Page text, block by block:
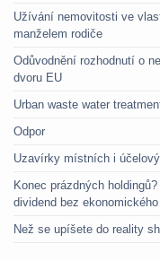
Užívání nemovitosti ve
manželem rodiče
Odůvodnění rozhodnutí o
dvoru EU
Urban waste water
Odpor
Uzavírky místních i
Konec prázdných
dividend bez
Než se upíšete do reality